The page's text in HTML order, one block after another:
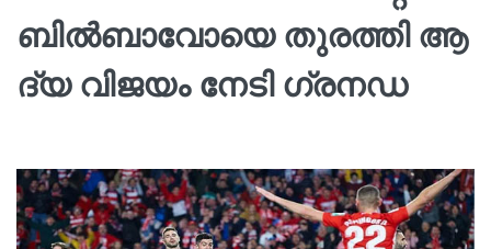
ബി​ൽ​ബാ​വോ​യെ തുരത്തി ആ​
ദ്യ വി​ജ​യം നേടി ഗ്ര​ന​ഡ